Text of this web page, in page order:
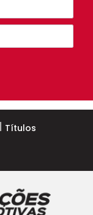
Títulos